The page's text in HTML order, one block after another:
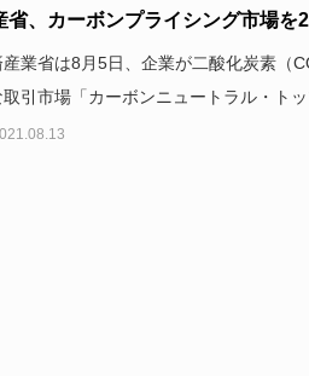
省、カーボンプライシング市場を
産業省は8月5日、企業が二酸化炭素（
取引市場「カーボンニュートラル・トッ